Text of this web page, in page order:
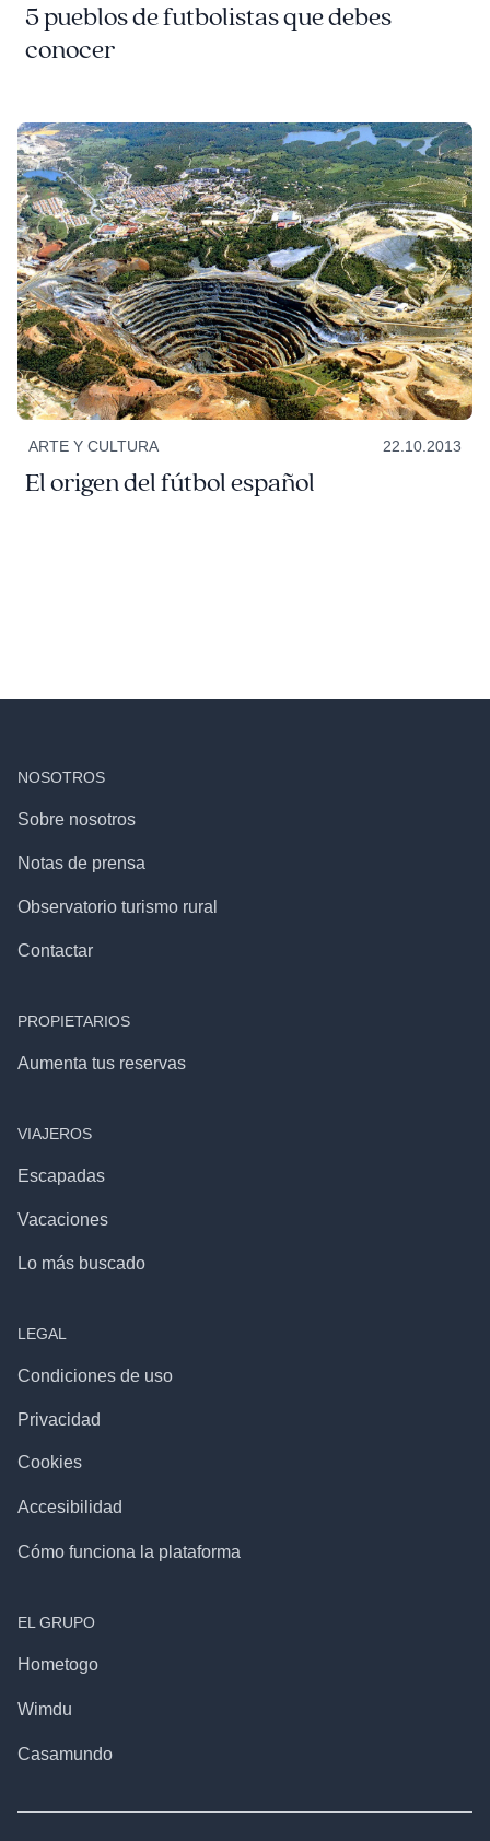
5 pueblos de futbolistas que debes
conocer
ARTE Y CULTURA 22.10.2013
El origen del fútbol español
NOSOTROS
Sobre nosotros
Notas de prensa
Observatorio turismo rural
Contactar
PROPIETARIOS
Aumenta tus reservas
VIAJEROS
Escapadas
Vacaciones
Lo más buscado
LEGAL
Condiciones de uso
Privacidad
Cookies
Accesibilidad
Cómo funciona la plataforma
EL GRUPO
Hometogo
Wimdu
Casamundo